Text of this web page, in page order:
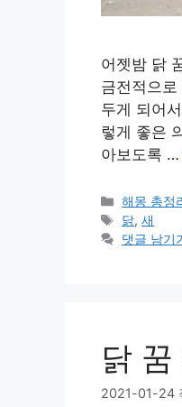
어젯밤 닭
금전적으
두게 되어
렇게 좋은
아보도록 …
카
테
고
해몽 총정
태
그
닭,새
댓글 남기
닭
2021-01-24